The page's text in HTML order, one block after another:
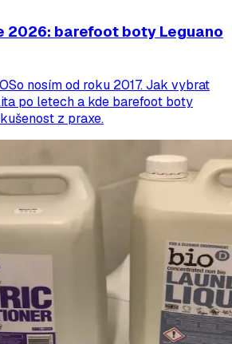
2026: barefoot boty Leguano
nosím od roku 2017. Jak vybrat
po letech a kde barefoot boty
z praxe.